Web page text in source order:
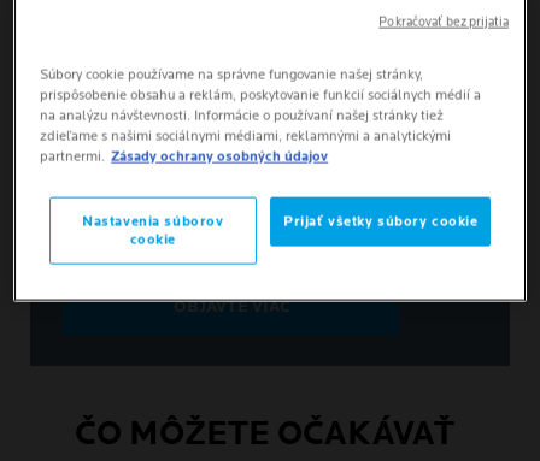
OBJAVTE VIAC
ČO MÔŽETE OČAKÁVAŤ
Súbory cookie používame na správne fungovanie našej stránky,
prispôsobenie obsahu a reklám, poskytovanie funkcií sociálnych médií a
na analýzu návštevnosti. Informácie o používaní našej stránky tiež
zdieľame s našimi sociálnymi médiami, reklamnými a analytickými
partnermi. Zásady ochrany osobných údajov
Nastavenia súborov
cookie
Prijať všetky súbory cookie
Pokračovať bez prijatia